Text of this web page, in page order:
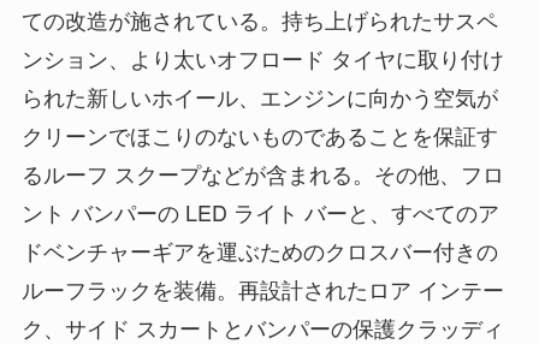
ての改造が施されている。持ち上げられたサスペ
ンション、より太いオフロード タイヤに取り付け
られた新しいホイール、エンジンに向かう空気が
クリーンでほこりのないものであることを保証す
るルーフ スクープなどが含まれる。その他、フロ
ント バンパーの LED ライト バーと、すべてのア
ドベンチャーギアを運ぶためのクロスバー付きの
ルーフラックを装備。再設計されたロア インテー
ク、サイド スカートとバンパーの保護クラッディ